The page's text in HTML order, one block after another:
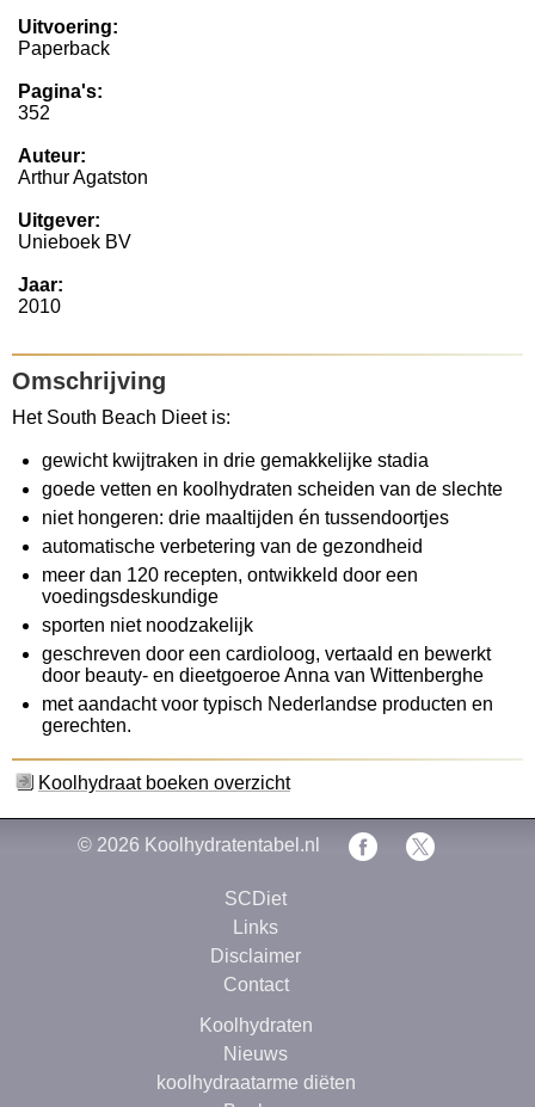
Uitvoering:
Paperback
Pagina's:
352
Auteur:
Arthur Agatston
Uitgever:
Unieboek BV
Jaar:
2010
Omschrijving
Het South Beach Dieet is:
gewicht kwijtraken in drie gemakkelijke stadia
goede vetten en koolhydraten scheiden van de slechte
niet hongeren: drie maaltijden én tussendoortjes
automatische verbetering van de gezondheid
meer dan 120 recepten, ontwikkeld door een
voedingsdeskundige
sporten niet noodzakelijk
geschreven door een cardioloog, vertaald en bewerkt
door beauty- en dieetgoeroe Anna van Wittenberghe
met aandacht voor typisch Nederlandse producten en
gerechten.
Koolhydraat boeken overzicht
© 2026 Koolhydratentabel.nl
SCDiet
Links
Disclaimer
Contact
Koolhydraten
Nieuws
koolhydraatarme diëten